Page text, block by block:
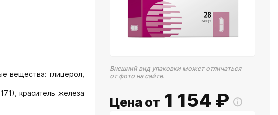
вещества: глицерол,
краситель железа
Внешний вид упаковки может отличаться
от фото на сайте.
Цена от 1 154 ₽